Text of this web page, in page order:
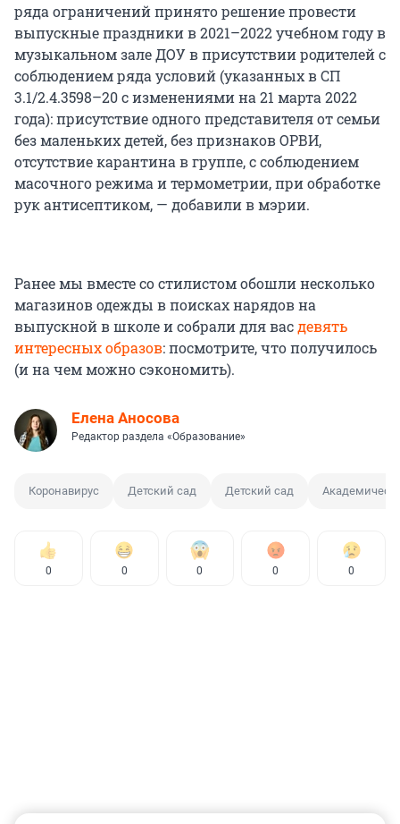
ряда ограничений принято решение провести
выпускные праздники в 2021–2022 учебном году в
музыкальном зале ДОУ в присутствии родителей с
соблюдением ряда условий (указанных в СП
3.1/2.4.3598–20 с изменениями на 21 марта 2022
года): присутствие одного представителя от семьи
без маленьких детей, без признаков ОРВИ,
отсутствие карантина в группе, с соблюдением
масочного режима и термометрии, при обработке
рук антисептиком, — добавили в мэрии.
Ранее мы вместе со стилистом обошли несколько
магазинов одежды в поисках нарядов на
выпускной в школе и собрали для васдевять
интересных образов: посмотрите, что получилось
(и на чем можно сэкономить).
Елена Аносова
Редактор раздела «Образование»
Коронавирус Детский сад Детский сад
0 0 0 0 0